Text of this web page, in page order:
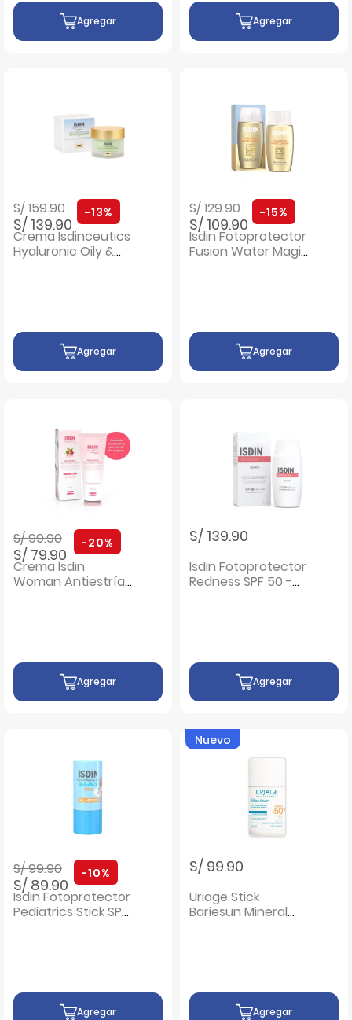
Agregar Agregar
Precio rebajado de
S/ 159.90a
S/ 139.90
-13%
Crema Isdinceutics
Hyaluronic Oily &
Agregar
Precio rebajado de
S/ 129.90a
S/ 109.90
-15%
Isdin Fotoprotector
Fusion Water Magic
Agregar
Precio rebajado de
S/ 99.90a
S/ 79.90
-20%
Crema Isdin
Woman Antiestrías
Agregar
S/ 139.90
Isdin Fotoprotector
Redness SPF 50 -
Agregar
Precio rebajado de
S/ 99.90a
S/ 89.90
-10%
Isdin Fotoprotector
Pediatrics Stick SPF
Agregar
Nuevo
S/ 99.90
Uriage Stick
Bariesun Mineral
Agregar